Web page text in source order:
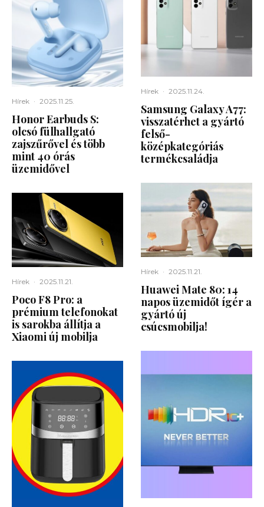
Hírek · 2025.11.25.
Honor Earbuds S:
olcsó fülhallgató
zajszűrővel és több
mint 40 órás
üzemidővel
Hírek · 2025.11.21.
Poco F8 Pro: a
prémium telefonokat
is sarokba állítja a
Xiaomi új mobilja
Hírek · 2025.11.24.
Samsung Galaxy A77:
visszatérhet a gyártó
felső-
középkategóriás
termékcsaládja
Hírek · 2025.11.21.
Huawei Mate 80: 14
napos üzemidőt ígér a
gyártó új
csúcsmobilja!